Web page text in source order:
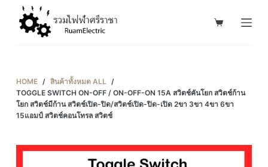
o
HOME / สินค้าทั้งหมด ALL /
TOGGLE SWITCH ON-OFF / ON-OFF-ON 15A สวิตช์คันโยก สวิตช์ก้าน
โยก สวิตช์มีก้าน สวิตช์เปิด-ปิด/สวิตช์เปิด-ปิด-เปิด 2ขา 3ขา 4ขา 6ขา
15แอมป์ สวิตช์คอนโทรล สวิตช์